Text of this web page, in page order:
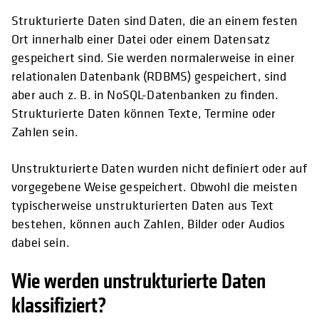
Strukturierte Daten sind Daten, die an einem festen
Ort innerhalb einer Datei oder einem Datensatz
gespeichert sind. Sie werden normalerweise in einer
relationalen Datenbank (RDBMS) gespeichert, sind
aber auch z. B. in NoSQL-Datenbanken zu finden.
Strukturierte Daten können Texte, Termine oder
Zahlen sein.
Unstrukturierte Daten wurden nicht definiert oder auf
vorgegebene Weise gespeichert. Obwohl die meisten
typischerweise unstrukturierten Daten aus Text
bestehen, können auch Zahlen, Bilder oder Audios
dabei sein.
Wie werden unstrukturierte Daten
klassifiziert?